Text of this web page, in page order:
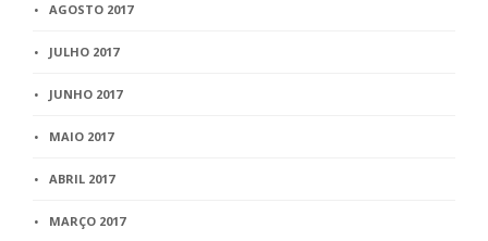
AGOSTO 2017
JULHO 2017
JUNHO 2017
MAIO 2017
ABRIL 2017
MARÇO 2017